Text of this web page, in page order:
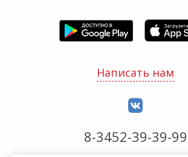
Написать нам
8-3452-39-39-99